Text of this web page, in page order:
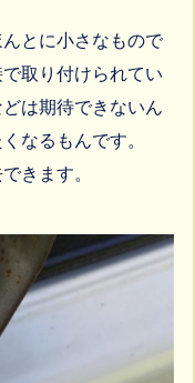
とに小さなもので
取り付けられてい
は期待できないん
なるもんです。
きます。